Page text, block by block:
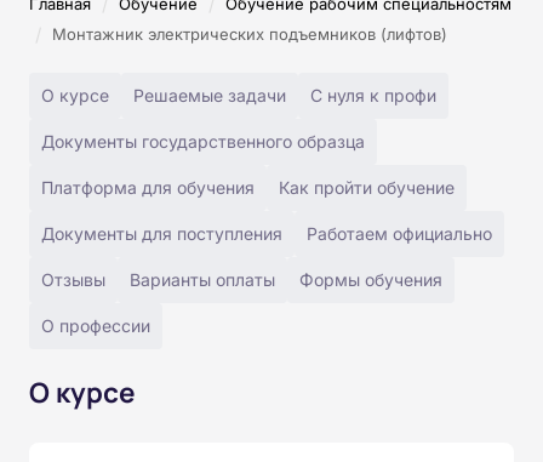
/ Монтажник электрических подъемников (лифтов)
О курсе Решаемые задачи С нуля к профи
Документы государственного образца
Платформа для обучения Как пройти обучение
Документы для поступления Работаем официально
Отзывы Варианты оплаты Формы обучения
О профессии
О курсе